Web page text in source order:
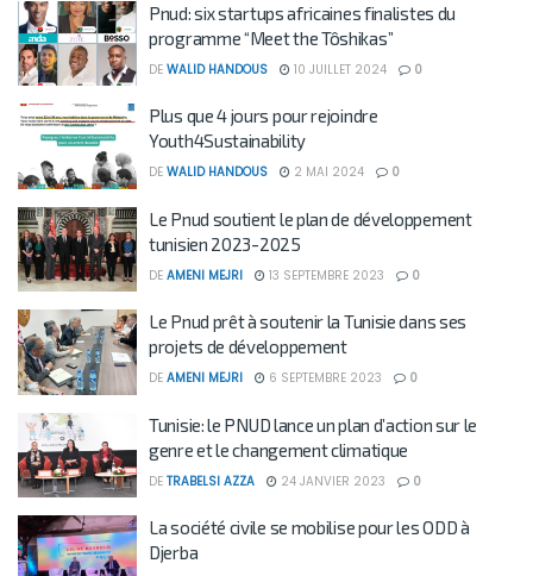
Pnud: six startups africaines finalistes du
programme “Meet the Tôshikas”
DE WALID HANDOUS 10 JUILLET 2024 0
Plus que 4 jours pour rejoindre
Youth4Sustainability
DE WALID HANDOUS 2 MAI 2024 0
Le Pnud soutient le plan de développement
tunisien 2023-2025
DE AMENI MEJRI 13 SEPTEMBRE 2023 0
Le Pnud prêt à soutenir la Tunisie dans ses
projets de développement
DE AMENI MEJRI 6 SEPTEMBRE 2023 0
Tunisie: le PNUD lance un plan d’action sur le
genre et le changement climatique
DE TRABELSI AZZA 24 JANVIER 2023 0
La société civile se mobilise pour les ODD à
Djerba